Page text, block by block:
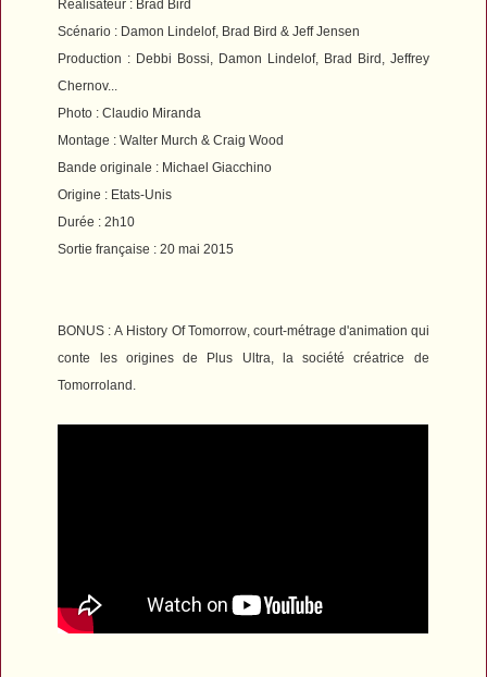
Réalisateur : Brad Bird
Scénario : Damon Lindelof, Brad Bird & Jeff Jensen
Production : Debbi Bossi, Damon Lindelof, Brad Bird, Jeffrey
Chernov...
Photo : Claudio Miranda
Montage : Walter Murch & Craig Wood
Bande originale : Michael Giacchino
Origine : Etats-Unis
Durée : 2h10
Sortie française : 20 mai 2015
BONUS :A History Of Tomorrow, court-métrage d'animation qui
conte les origines de Plus Ultra, la société créatrice de
Tomorroland.